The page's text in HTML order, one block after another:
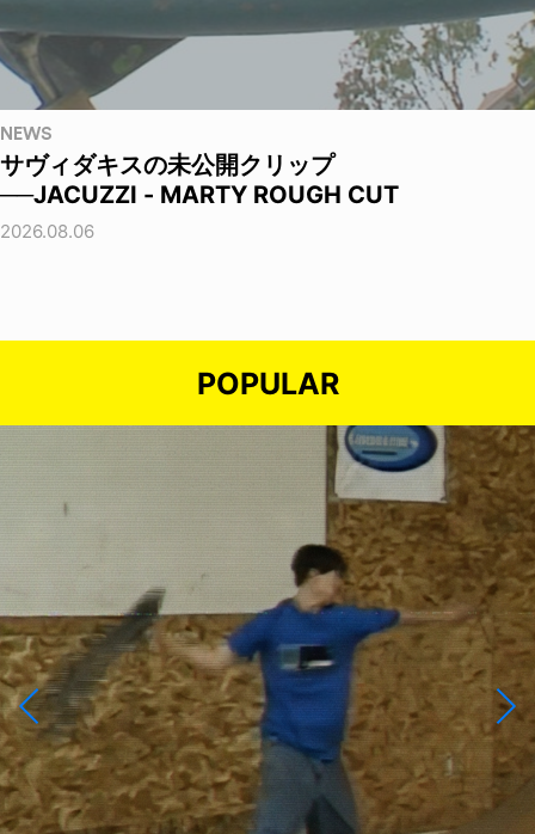
NEWS
サヴィダキスの未公開クリップ
──JACUZZI - MARTY ROUGH CUT
2026.08.06
POPULAR